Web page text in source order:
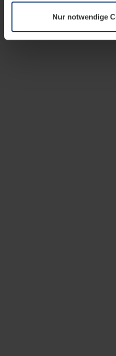
Datenschutzerklärung
widerrufen.
Nur notwendige